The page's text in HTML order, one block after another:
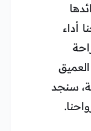
أداء
سنجد